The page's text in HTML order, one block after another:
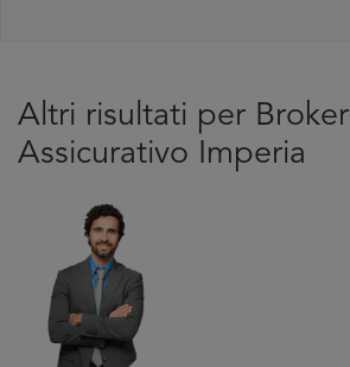
Altri risultati per Broker
Assicurativo Imperia